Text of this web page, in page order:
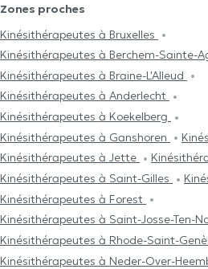
Zones proches
Kinésithérapeutes à Bruxelles
Kinésithérapeutes à Berchem-Sainte-
Kinésithérapeutes à Braine-L'Alleud
Kinésithérapeutes à Anderlecht
Kinésithérapeutes à Koekelberg
Kinésithérapeutes à Ganshoren
Kinésithérapeutes à Jette
Kinésithérapeutes à Saint-Gilles
Kinésithérapeutes à Forest
Kinésithérapeutes à Saint-Josse-Ten-
Kinésithérapeutes à Rhode-Saint-
Kinésithérapeutes à Neder-Over-